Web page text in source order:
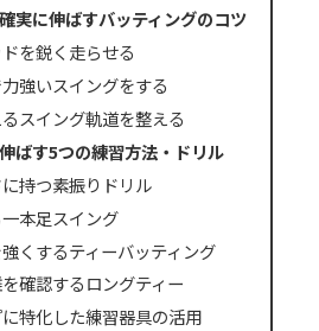
実に伸ばすバッティングのコツ
を鋭く走らせる
強いスイングをする
スイング軌道を整える
ばす5つの練習方法・ドリル
持つ素振りドリル
本足スイング
くするティーバッティング
確認するロングティー
特化した練習器具の活用